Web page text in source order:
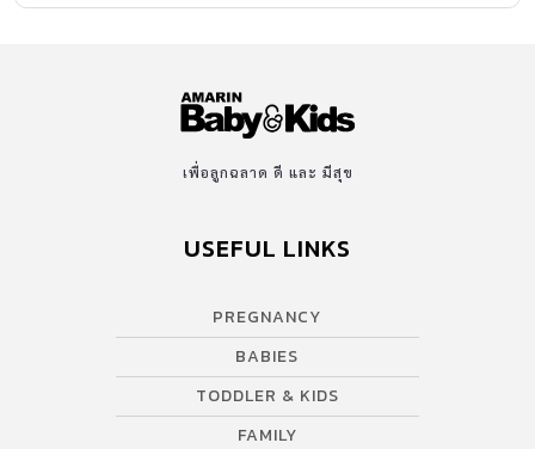
เพื่อลูกฉลาด ดี และ มีสุข
USEFUL LINKS
PREGNANCY
BABIES
TODDLER & KIDS
FAMILY